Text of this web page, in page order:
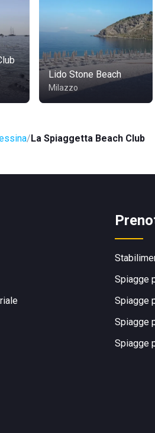
Lido Stone Beach
Milazzo
La Spiaggetta Beach Club
Spiagge
Spiagge
Spiagge
Spiagge